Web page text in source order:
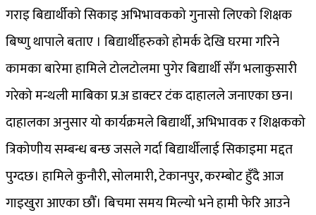
गराइ बिद्यार्थीको सिकाइ अभिभावकको गुनासो लिएको शिक्षक
बिष्णु थापाले बताए । बिद्यार्थीहरुको होमर्क देखि घरमा गरिने
कामका बारेमा हामिले टोलटोलमा पुगेर बिद्यार्थी सँग भलाकुसारी
गरेको मन्थली माबिका प्र.अ डाक्टर टंक दाहालले जनाएका छन।
दाहालका अनुसार यो कार्यक्रमले बिद्यार्थी, अभिभावक र शिक्षकको
त्रिकोणीय सम्बन्ध बन्छ जसले गर्दा बिद्यार्थीलाई सिकाइमा मद्दत
पुग्दछ। हामिले कुनौरी, सोलमारी, टेकानपुर, करम्बोट हुँदै आज
गाइखुरा आएका छौँ। बिचमा समय मिल्यो भने हामी फेरि आउने